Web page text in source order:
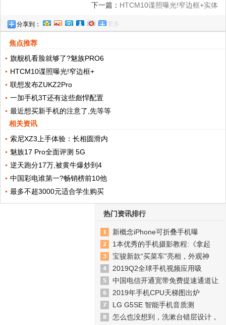
下一篇： HTCM10谍照曝光!窄边框+实体
分享到： 更多
焦点推荐
旗舰机看脸就够了?魅族PRO6
HTCM10谍照曝光!窄边框+
联想发布ZUKZ2Pro
一加手机3T还有这些彪悍配置
最近想买新手机的注意了,先等等
相关资讯
索尼XZ3上手体验：长相圆滑内
魅族17 Pro全面评测 5G
逆天跑分17万,被黄牛爆炒到4
中国彩电谁第一?畅销榜前10他
最多不超3000元适合学生购买
热门资讯排行
新概念iPhone可折叠手机曝
1本优秀的手机摄影教程:《拿起
宝骏新款“买菜车”亮相，外观神
2019Q2全球手机视频应用吸
中国电信开通宽带免费提速通道让
2019年手机CPU天梯图出炉
LG G5SE 智能手机音质测
怎么也没想到，洗漱台错层设计，